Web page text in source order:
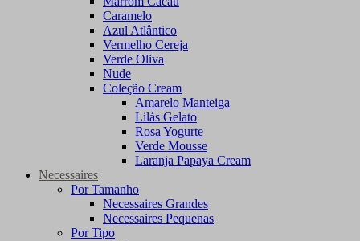
Caramelo
Azul Atlântico
Vermelho Cereja
Verde Oliva
Nude
Coleção Cream
Amarelo Manteiga
Lilás Gelato
Rosa Yogurte
Verde Mousse
Laranja Papaya Cream
Necessaires
Por Tamanho
Necessaires Grandes
Necessaires Pequenas
Por Tipo